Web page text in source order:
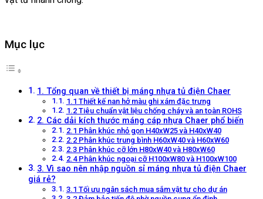
Mục lục
1. Tổng quan về thiết bị máng nhựa tủ điện Chaer
1.1 Thiết kế nan hở màu ghi xám đặc trưng
1.2 Tiêu chuẩn vật liệu chống cháy và an toàn ROHS
2. Các dải kích thước máng cáp nhựa Chaer phổ biến
2.1 Phân khúc nhỏ gọn H40xW25 và H40xW40
2.2 Phân khúc trung bình H60xW40 và H60xW60
2.3 Phân khúc cỡ lớn H80xW40 và H80xW60
2.4 Phân khúc ngoại cỡ H100xW80 và H100xW100
3. Vì sao nên nhập nguồn sỉ máng nhựa tủ điện Chaer
giá rẻ?
3.1 Tối ưu ngân sách mua sắm vật tư cho dự án